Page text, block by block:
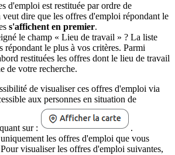
d'emploi est restituée par ordre de
veut dire que les offres d'emploi répondant le
s'affichent en premier.
le champ « Lieu de travail » ? La liste
répondant le plus à vos critères. Parmi
restituées les offres dont le lieu de travail
de votre recherche.
de visualiser ces offres d'emploi via
aux personnes en situation de
sur :
.
les offres d'emploi que vous
visualiser les offres d'emploi suivantes,